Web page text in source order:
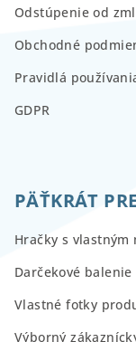
Odstúpenie od
Obchodné
Pravidlá
GDPR
PÄŤKRÁT
Hračky s vlastným
Darčekové
Vlastné fotky
Výborný